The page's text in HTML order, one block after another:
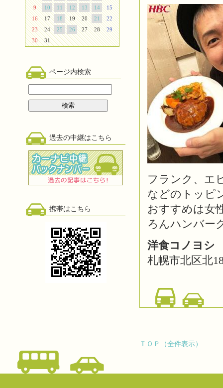
9
10 11 12 13 14
15
16
17 18 19 20 21
22
23
24 25 26 27 28
29
30
31
ページ内検索
過去の中継はこちら
携帯はこちら
フランク、エ
などのトッピ
おすすめは女
ろんハンバー
洋食コノヨシ
札幌市北区北
ＴＯＰ（全件表示）